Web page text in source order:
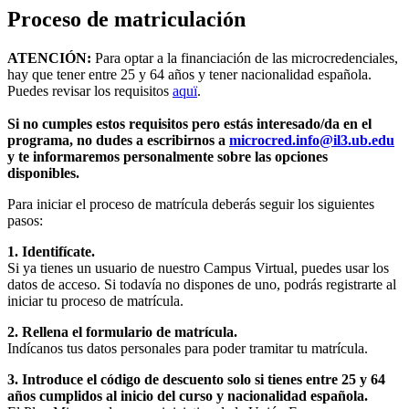
Proceso de matriculación
ATENCIÓN: Para optar a la financiación de las microcredenciales,
hay que tener entre 25 y 64 años y tener nacionalidad española.
Puedes revisar los requisitos aquï.
Si no cumples estos requisitos pero estás interesado/da en el
programa, no dudes a escribirnos a microcred.info@il3.ub.edu
y te informaremos personalmente sobre las opciones
disponibles.
Para iniciar el proceso de matrícula deberás seguir los siguientes
pasos:
1. Identifícate.
Si ya tienes un usuario de nuestro Campus Virtual, puedes usar los
datos de acceso. Si todavía no dispones de uno, podrás registrarte al
iniciar tu proceso de matrícula.
2. Rellena el formulario de matrícula.
Indícanos tus datos personales para poder tramitar tu matrícula.
3. Introduce el código de descuento solo si tienes entre 25 y 64
años cumplidos al inicio del curso y nacionalidad española.